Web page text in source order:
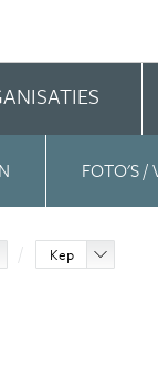
FOTO'S /
Kep